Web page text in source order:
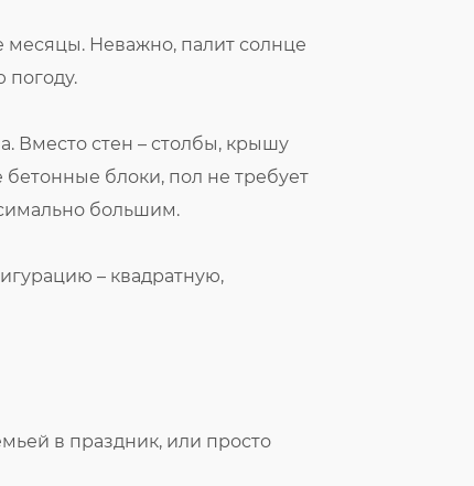
месяцы. Неважно, палит солнце
погоду.
Вместо стен – столбы, крышу
блоки, пол не требует
большим.
– квадратную,
в праздник, или просто